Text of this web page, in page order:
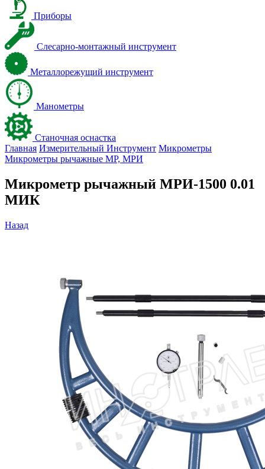
Приборы
Слесарно-монтажный инструмент
Металлорежущий инструмент
Манометры
Станочная оснастка
Главная Измерительный Инструмент Микрометры
Микрометры рычажные МР, МРИ
Микрометр рычажный МРИ-1500 0.01
МИК
Назад